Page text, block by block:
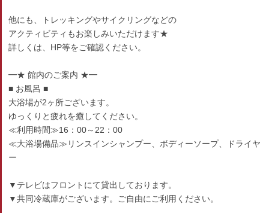
他にも、トレッキングやサイクリングなどの
アクティビティもお楽しみいただけます★
詳しくは、HP等をご確認ください。
━★ 館内のご案内 ★━
■ お風呂 ■
大浴場が2ヶ所ございます。
ゆっくりと疲れを癒してください。
≪利用時間≫16：00～22：00
≪大浴場備品≫リンスインシャンプー、ボディーソープ、ドライヤ
ー
▼テレビはフロントにて貸出しております。
▼共同冷蔵庫がございます。ご自由にご利用ください。